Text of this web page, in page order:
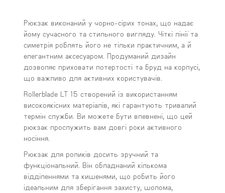
Рюкзак виконаний у чорно-сірих тонах, що надає
йому сучасного та стильного вигляду. Чіткі лінії та
симетрія роблять його не тільки практичним, а й
елегантним аксесуаром. Продуманий дизайн
дозволяє приховати потертості та бруд на корпусі,
що важливо для активних користувачів.
Rollerblade LT 15 створений із використанням
високоякісних матеріалів, які гарантують тривалий
термін служби. Ви можете бути впевнені, що цей
рюкзак прослужить вам довгі роки активного
носіння.
Рюкзак для роликів досить зручний та
функціональний. Він обладнаний кількома
відділеннями та кишенями, що робить його
ідеальним для зберігання захисту, шолома,